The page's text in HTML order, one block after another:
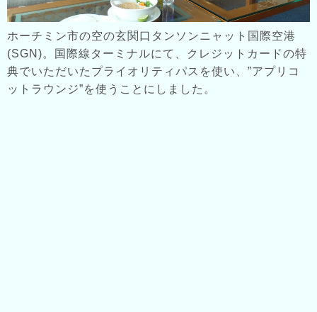
ホーチミン市の空の玄関口タンソンニャット国際空港
(SGN)。国際線ターミナルにて、クレジットカードの特
典でいただいたプライオリティパスを使い、”アプリコ
ットラウンジ”を使うことにしました。